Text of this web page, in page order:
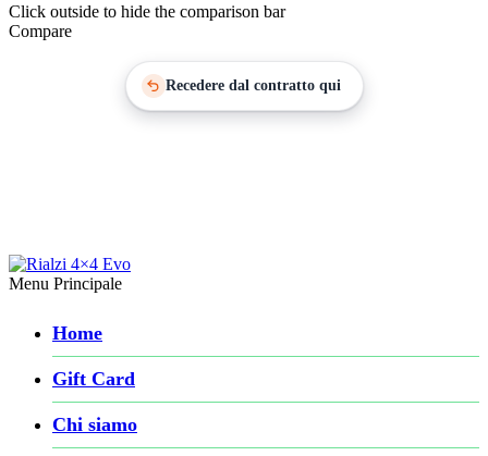
Click outside to hide the comparison bar
Compare
Recedere dal contratto qui
Menu Principale
Home
Gift Card
Chi siamo